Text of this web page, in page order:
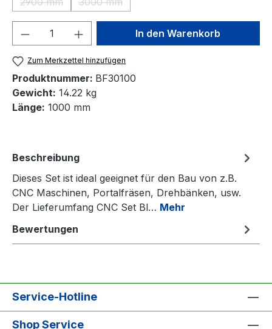
(Diese Option ist zurzeit nicht verfügbar.)
(Diese Option ist zurzeit nicht verfügbar.)
Produkt Anzahl: Gib denIn den Warenkorb
Zum Merkzettel hinzufügen
Produktnummer: BF30100
Gewicht: 14.22 kg
Länge: 1000 mm
Beschreibung
Dieses Set ist ideal geeignet für den Bau von z.B.
CNC Maschinen, Portalfräsen, Drehbänken, usw.
Der Lieferumfang CNC Set Bl… Mehr
Bewertungen
Service-Hotline
Shop Service